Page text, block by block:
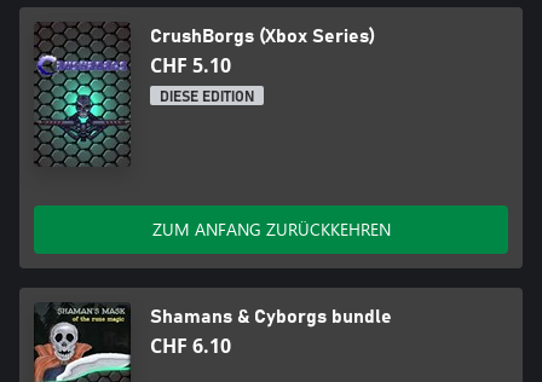
CrushBorgs (Xbox Series)
CHF 5.10
DIESE EDITION
ZUM ANFANG ZURÜCKKEHREN
Shamans & Cyborgs bundle
CHF 6.10